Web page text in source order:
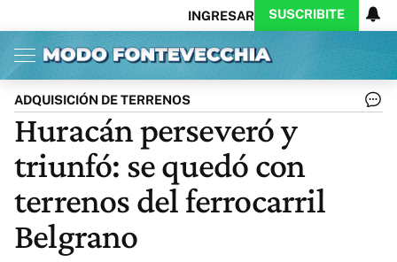
INGRESAR SUSCRIBITE
Inicio Ahora
Opinión
Política
Ciencia
Protagonistas
Cultura
Arte
Educación
Internacional
Clima
Deportes
CARAS
Exitoina
Turismo
Videos
Córdoba
Reperfilar
Business
Actualidad
ADQUISICIÓN DE TERRENOS
Huracán perseveró y
triunfó: se quedó con
terrenos del ferrocarril
Belgrano